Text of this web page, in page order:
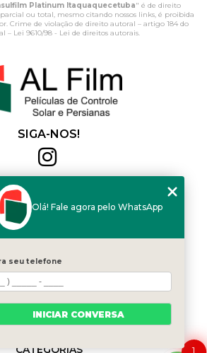
Platinum Itaquaquecetuba" é de direito
ou total, mesmo citando nossos links, é proibida
Crime de violação de direito autoral – artigo 184 do
– Lei 9610/98 - Lei de direitos autorais.
SIGA-NOS!
(11) 2564-4684
(11) 94168-2041
MENU
HOME
QUEM SOMOS
SERVIÇOS
BLOG
CATEGORIAS
1
Olá! Fale agora pelo WhatsApp
seu telefone
INICIAR CONVERSA